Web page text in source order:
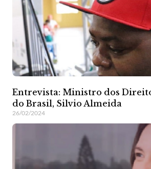
Entrevista: Ministro dos
do Brasil, Silvio Almeida
26/02/2024